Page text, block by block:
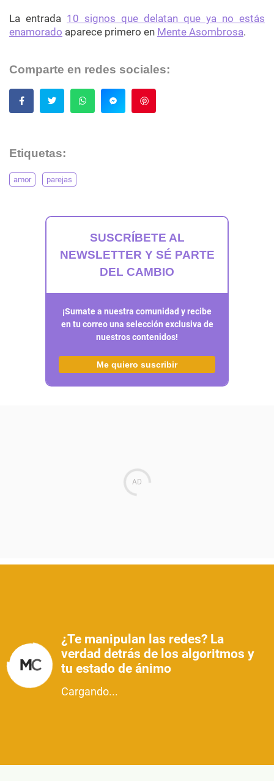
La entrada 10 signos que delatan que ya no estás
enamorado aparece primero en Mente Asombrosa.
Comparte en redes sociales:
Etiquetas:
amor parejas
SUSCRÍBETE AL
NEWSLETTER Y SÉ PARTE
DEL CAMBIO
¡Sumate a nuestra comunidad y recibe
en tu correo una selección exclusiva de
nuestros contenidos!
Me quiero suscribir
¿Te manipulan las redes? La
verdad detrás de los algoritmos y
tu estado de ánimo
Cargando...